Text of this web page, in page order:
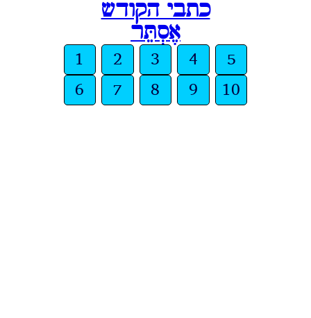
כתבי הקודש
אֶסְתֵּר
1 2 3 4
5
6
7 8 9 10